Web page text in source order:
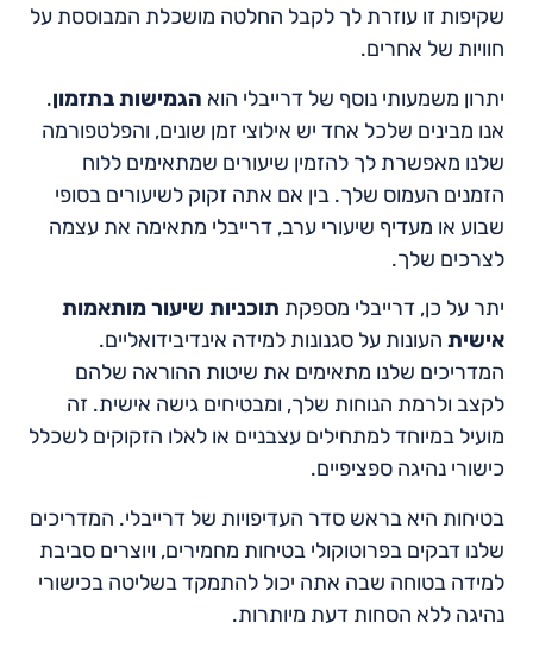
שקיפות זו עוזרת לך לקבל החלטה מושכלת המבוססת על
חוויות של אחרים.
יתרון משמעותי נוסף של דרייבלי הוא הגמישות בתזמון.
אנו מבינים שלכל אחד יש אילוצי זמן שונים, והפלטפורמה
שלנו מאפשרת לך להזמין שיעורים שמתאימים ללוח
הזמנים העמוס שלך. בין אם אתה זקוק לשיעורים בסופי
שבוע או מעדיף שיעורי ערב, דרייבלי מתאימה את עצמה
לצרכים שלך.
יתר על כן, דרייבלי מספקת תוכניות שיעור מותאמות
אישית העונות על סגנונות למידה אינדיבידואליים.
המדריכים שלנו מתאימים את שיטות ההוראה שלהם
לקצב ולרמת הנוחות שלך, ומבטיחים גישה אישית. זה
מועיל במיוחד למתחילים עצבניים או לאלו הזקוקים לשכלל
כישורי נהיגה ספציפיים.
בטיחות היא בראש סדר העדיפויות של דרייבלי. המדריכים
שלנו דבקים בפרוטוקולי בטיחות מחמירים, ויוצרים סביבת
למידה בטוחה שבה אתה יכול להתמקד בשליטה בכישורי
נהיגה ללא הסחות דעת מיותרות.